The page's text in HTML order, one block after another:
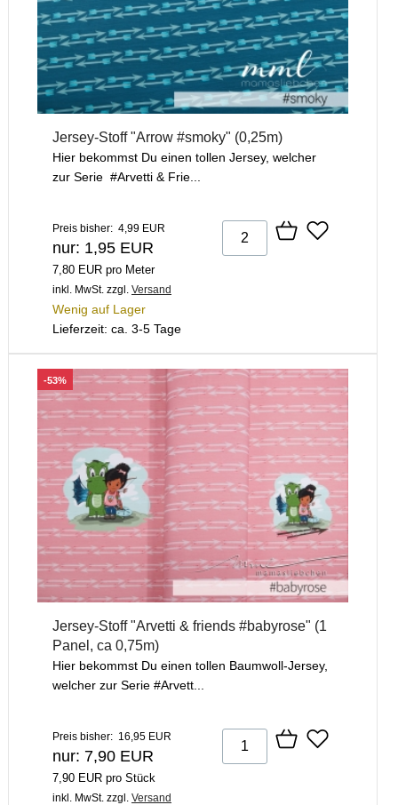
Jersey-Stoff "Arrow #smoky" (0,25m)
Hier bekommst Du einen tollen Jersey, welcher
zur Serie #Arvetti & Frie...
Preis bisher: 4,99 EUR
nur: 1,95 EUR
7,80 EUR pro Meter
inkl. MwSt. zzgl. Versand
Wenig auf Lager
Lieferzeit: ca. 3-5 Tage
-53%
Jersey-Stoff "Arvetti & friends #babyrose" (1
Panel, ca 0,75m)
Hier bekommst Du einen tollen Baumwoll-Jersey,
welcher zur Serie #Arvett...
Preis bisher: 16,95 EUR
nur: 7,90 EUR
7,90 EUR pro Stück
inkl. MwSt. zzgl. Versand